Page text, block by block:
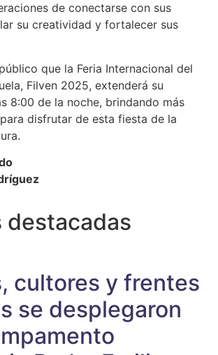
de conectarse con sus
su creatividad y fortalecer sus
que la Feria Internacional del
Filven 2025, extenderá su
8:00 de la noche, brindando más
disfrutar de esta fiesta de la
destacadas
cultores y frentes
se desplegaron